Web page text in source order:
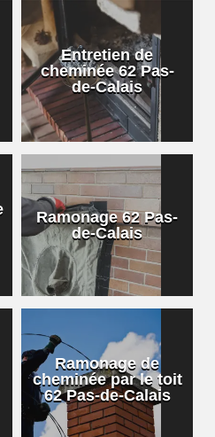
Entretien de
cheminée 62 Pas-
de-Calais
Ramonage 62 Pas-
de-Calais
Ramonage de
cheminée par le toit
62 Pas-de-Calais